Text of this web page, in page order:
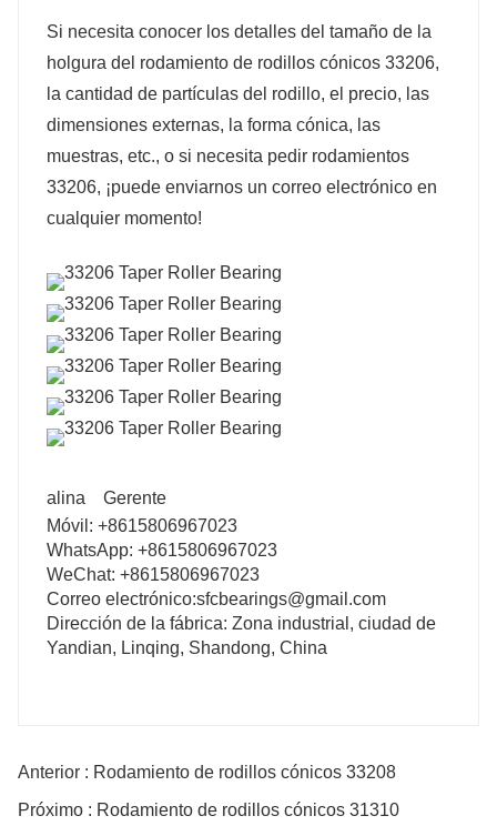
Si necesita conocer los detalles del tamaño de la
holgura del rodamiento de rodillos cónicos 33206,
la cantidad de partículas del rodillo, el precio, las
dimensiones externas, la forma cónica, las
muestras, etc., o si necesita pedir rodamientos
33206, ¡puede enviarnos un correo electrónico en
cualquier momento!
alina
Gerente
Móvil: +8615806967023
WhatsApp: +8615806967023
WeChat: +8615806967023
Correo electrónico:sfcbearings@gmail.com
Dirección de la fábrica: Zona industrial, ciudad de
Yandian, Linqing, Shandong, China
Anterior : Rodamiento de rodillos cónicos 33208
Próximo : Rodamiento de rodillos cónicos 31310